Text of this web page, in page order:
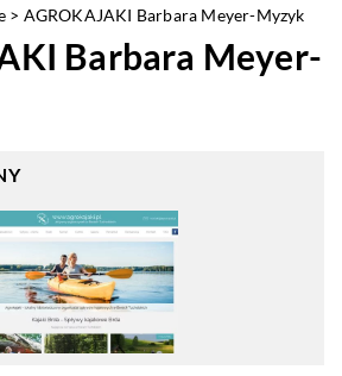
> AGROKAJAKI Barbara Meyer-Myzyk
Barbara Meyer-